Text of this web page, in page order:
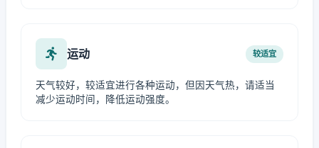
运动 较适宜
天气较好，较适宜进行各种运动，但因天气热，请适当
减少运动时间，降低运动强度。